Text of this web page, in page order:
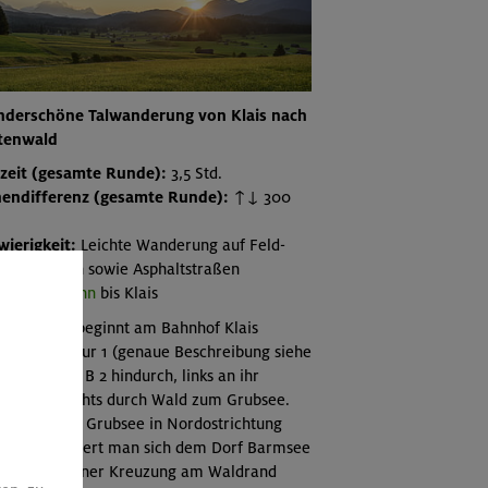
Talwanderung von Klais nach
(gesamte Runde): 3,5 Std.
(gesamte Runde): ↑↓ 300
Leichte Wanderung auf Feld-
Waldwegen sowie Asphaltstraßen
Bahnbis Klais
Die Tour beginnt am Bahnhof Klais
wie Tour 1 (genaue Beschreibung siehe
unter der B 2 hindurch, links an ihr
und rechts durch Wald zum Grubsee.
man vom Grubsee in Nordostrichtung
nähert man sich dem Dorf Barmsee
biegt bei einer Kreuzung am Waldrand